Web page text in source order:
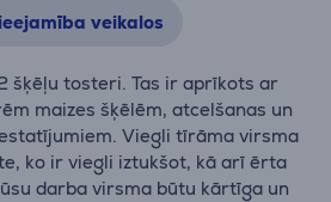
veikalos
šķēļu tosteri. Tas ir aprīkots ar
maizes šķēlēm, atcelšanas un
Viegli tīrāma virsma
ko ir viegli iztukšot, kā arī ērta
darba virsma būtu kārtīga un